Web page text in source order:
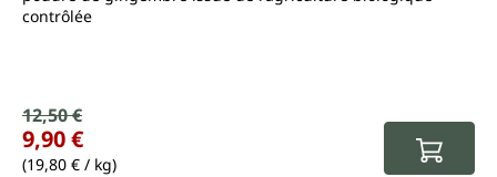
contrôlée
Prix de vente :
Prix régulier :
12,50 €
9,90 €
(19,80 € / kg)